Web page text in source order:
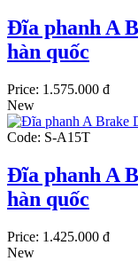
Đĩa phanh A
hàn quốc
Price: 1.575.000 đ
New
Code: S-A15T
Đĩa phanh A
hàn quốc
Price: 1.425.000 đ
New